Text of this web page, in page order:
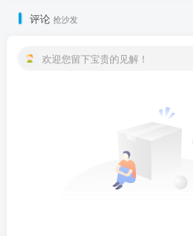
评论 抢沙发
欢迎您留下宝贵的见解！